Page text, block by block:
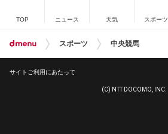
TOP ニュース 天気 スポーツ
スポーツ 中央競馬
サイトご利用にあたって
(C) NTT DOCOMO, INC.